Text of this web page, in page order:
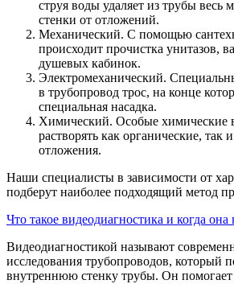
струя воды удаляет из трубы весь
стенки от отложений.
Механический. С помощью
происходит прочистка унитазов,
душевых кабинок.
Электромеханический.
в трубопровод трос, на конце
специальная насадка.
Химический. Особые химические
растворять как органические, так
отложения.
Наши специалисты в зависимости от
подберут наиболее подходящий метод
Что такое видеодиагностика и когда
Видеодиагностикой называют
исследования трубопроводов, который
внутреннюю стенку трубы. Он помогает